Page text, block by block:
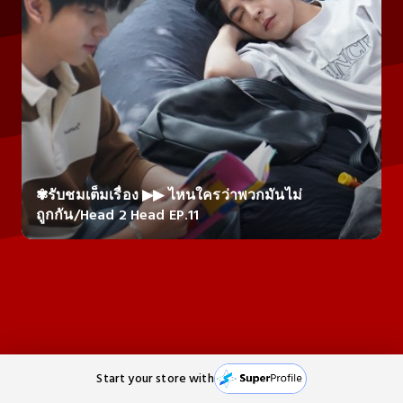
✾รับชมเต็มเรื่อง ▶▶ ไหนใครว่าพวกมันไม่
ถูกกัน/Head 2 Head EP.11